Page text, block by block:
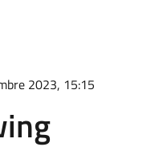
2023, 15:15